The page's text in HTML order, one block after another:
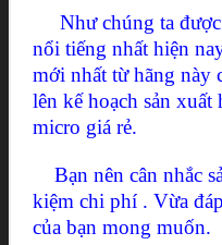
Như chúng ta được
nổi tiếng nhất hiện
mới nhất từ hãng này
lên kế hoạch sản
micro giá rẻ.
Bạn nên cân nhắc
kiệm chi phí . Vừa
của bạn mong muốn.